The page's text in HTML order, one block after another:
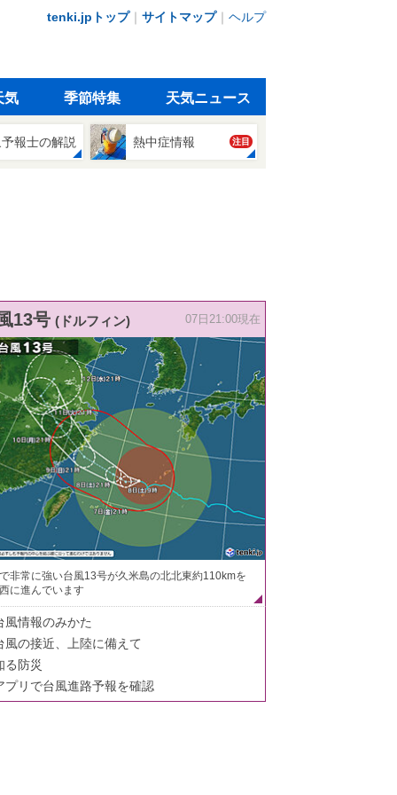
tenki.jpトップ｜ サイトマップ｜ ヘルプ
気 季節特集 天気ニュース
報士の解説 熱中症情報 注目
13号 (ドルフィン) 07日21:00現在
非常に強い台風13号が久米島の北北東約110kmを
に進んでいます
風情報のみかた
風の接近、上陸に備えて
る防災
プリで台風進路予報を確認